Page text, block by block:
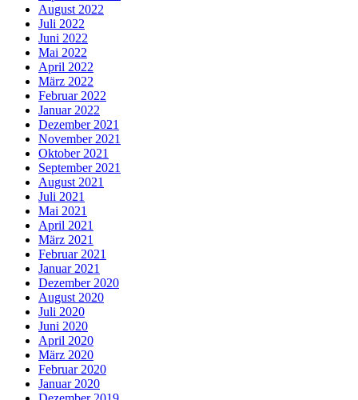
August 2022
Juli 2022
Juni 2022
Mai 2022
April 2022
März 2022
Februar 2022
Januar 2022
Dezember 2021
November 2021
Oktober 2021
September 2021
August 2021
Juli 2021
Mai 2021
April 2021
März 2021
Februar 2021
Januar 2021
Dezember 2020
August 2020
Juli 2020
Juni 2020
April 2020
März 2020
Februar 2020
Januar 2020